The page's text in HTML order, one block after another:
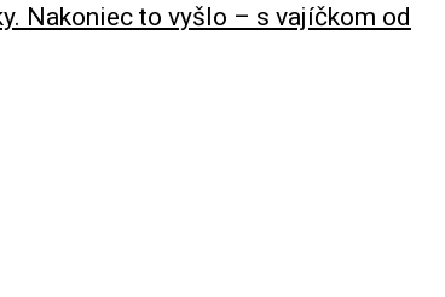
Nakoniec to vyšlo – s vajíčkom od